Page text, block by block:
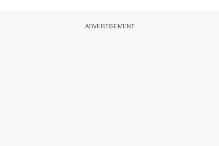
ADVERTISEMENT